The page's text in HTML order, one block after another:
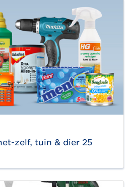
zelf, tuin & dier 25